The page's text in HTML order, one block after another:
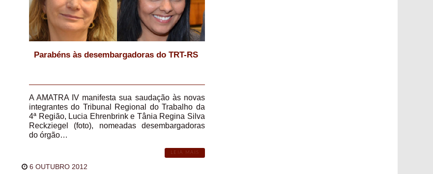
Parabéns às desembargadoras do TRT-RS
A AMATRA IV manifesta sua saudação às novas
integrantes do Tribunal Regional do Trabalho da
4ª Região, Lucia Ehrenbrink e Tânia Regina Silva
Reckziegel (foto), nomeadas desembargadoras
do órgão…
LEIA MAIS
6 OUTUBRO 2012